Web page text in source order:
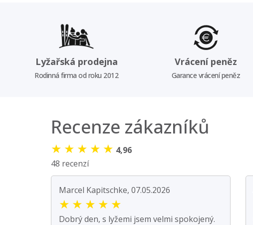
Lyžařská prodejna
Rodinná firma od roku 2012
Vrácení peněz
Garance vrácení peněz
Recenze zákazníků
★ ★ ★ ★ ★ 4,96
48 recenzí
Marcel Kapitschke, 07.05.2026
★ ★ ★ ★ ★
Dobrý den, s lyžemi jsem velmi spokojený.